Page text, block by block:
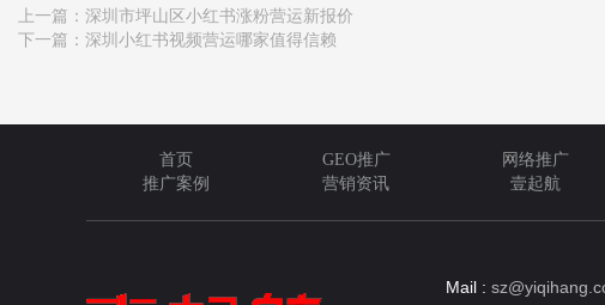
上一篇： 深圳市坪山区小红书涨粉营运新报价
下一篇： 深圳小红书视频营运哪家值得信赖
首页 GEO推广 网络推广
推广案例
营销资讯 壹起航
Mail :